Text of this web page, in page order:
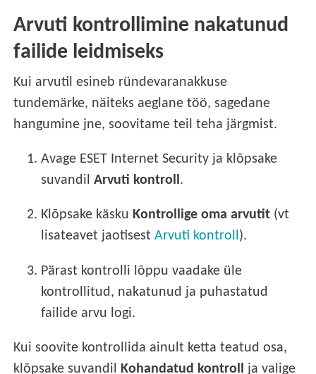
Arvuti kontrollimine nakatunud
failide leidmiseks
Kui arvutil esineb ründevaranakkuse
tundemärke, näiteks aeglane töö, sagedane
hangumine jne, soovitame teil teha järgmist.
1. Avage ESET Internet Security ja klõpsake
suvandilArvuti kontroll.
2. Klõpsake käsku Kontrollige oma arvutit (vt
lisateavet jaotisestArvuti kontroll).
3. Pärast kontrolli lõppu vaadake üle
kontrollitud, nakatunud ja puhastatud
failide arvu logi.
Kui soovite kontrollida ainult ketta teatud osa,
klõpsake suvandil
Kohandatud kontroll
ja valige